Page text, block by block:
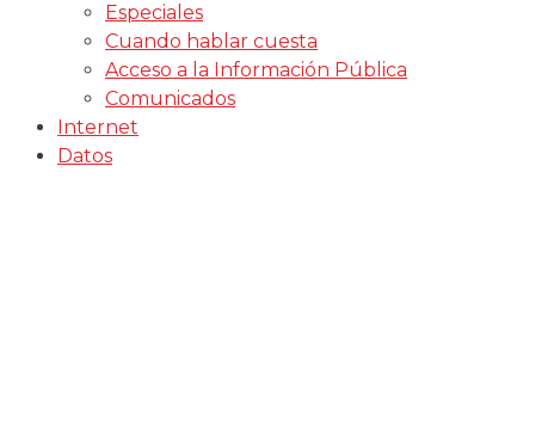
Especiales
Cuando hablar cuesta
Acceso a la Información Pública
Comunicados
Internet
Datos